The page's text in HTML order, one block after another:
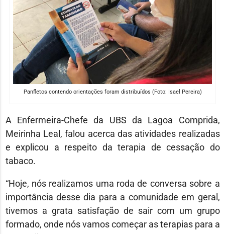
Panfletos contendo orientações foram distribuídos (Foto: Isael Pereira)
A Enfermeira-Chefe da UBS da Lagoa Comprida,
Meirinha Leal, falou acerca das atividades realizadas
e explicou a respeito da terapia de cessação do
tabaco.
“Hoje, nós realizamos uma roda de conversa sobre a
importância desse dia para a comunidade em geral,
tivemos a grata satisfação de sair com um grupo
formado, onde nós vamos começar as terapias para a